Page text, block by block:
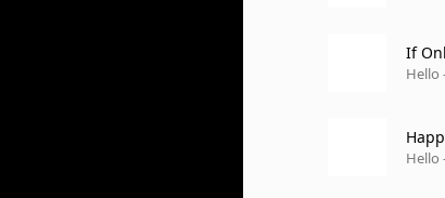
If
Hello
Hello